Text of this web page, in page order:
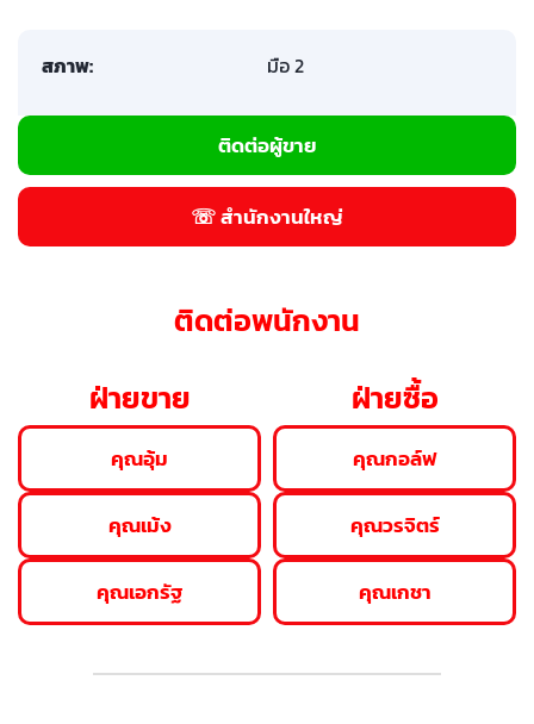
สภาพ: มือ 2
ติดต่อผู้ขาย
☏ สำนักงานใหญ่
ติดต่อพนักงาน
ฝ่ายขาย
คุณอุ้ม
คุณเม้ง
คุณเอกรัฐ
ฝ่ายซื้อ
คุณกอล์ฟ
คุณวรจิตร์
คุณเกชา